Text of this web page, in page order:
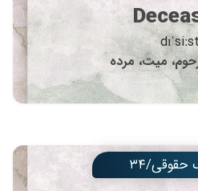
dɪˈsiːst
میت، مرده
۳۴